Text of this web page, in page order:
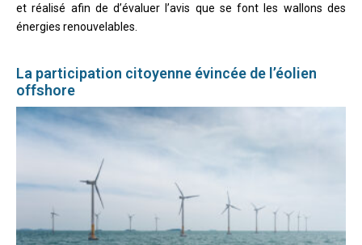
et réalisé afin de d’évaluer l’avis que se font les wallons des
énergies renouvelables.
La participation citoyenne évincée de l’éolien
offshore